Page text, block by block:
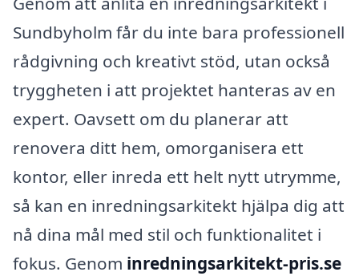
Sundbyholm får du inte bara professionell
rådgivning och kreativt stöd, utan också
tryggheten i att projektet hanteras av en
expert. Oavsett om du planerar att
renovera ditt hem, omorganisera ett
kontor, eller inreda ett helt nytt utrymme,
så kan en inredningsarkitekt hjälpa dig att
nå dina mål med stil och funktionalitet i
fokus. Genom inredningsarkitekt-pris.se